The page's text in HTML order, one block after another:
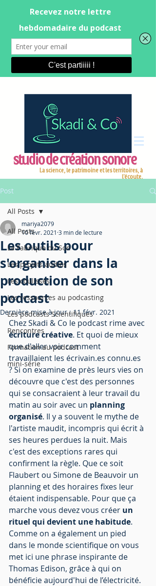
studio de création sonore
La science, le patrimoine et les territoires, à
l'écoute.
Post
All Posts
La Fabrique du Son
Les projets audios
Les coulisses
Les ressources au podcasting
Les podcasts Scientifiques
Rencontres
Formation au podcast
mini-série
All Posts
Les outils pour
s'organiser dans la
production de son
podcast
mariya2079
10 févr. 2021 3 min de lecture
Dernière mise à jour :11 févr. 2021
Chez Skadi & Co le podcast rime avec
écriture créative. Et quoi de mieux
que d'aller voir comment
travaillaient les écrivain.es connu.es
? Si on examine de près leurs vies on
découvre que c'est des personnes
qui se consacraient à leur travail du
matin au soir avec un planning
organisé. Il y a souvent le mythe de
l'artiste maudit, incompris qui écrit à
ses heures perdues la nuit. Mais
c'est des exceptions rares qui
confirment la règle. Que ce soit
Flaubert ou Simone de Beauvoir un
planning et des horaires fixes leur
étaient indispensable. Pour que ça
marche vous devez vous créer un
rituel qui devient une habitude.
Comme on a également un pied
dans le monde scientifique on vous
met ici une phrase inspirante de
Thomas Edison, grâce à qui on
bénéficie aujourd'hui de l’électricité.